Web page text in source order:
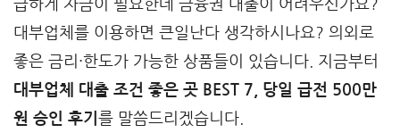
급하게 자금이 필요한데 금융권 대출이 어려우신가요?
대부업체를 이용하면 큰일난다 생각하시나요? 의외로
좋은 금리·한도가 가능한 상품들이 있습니다. 지금부터
대부업체 대출 조건 좋은 곳 BEST 7, 당일 급전 500만
원 승인 후기 를 말씀드리겠습니다.